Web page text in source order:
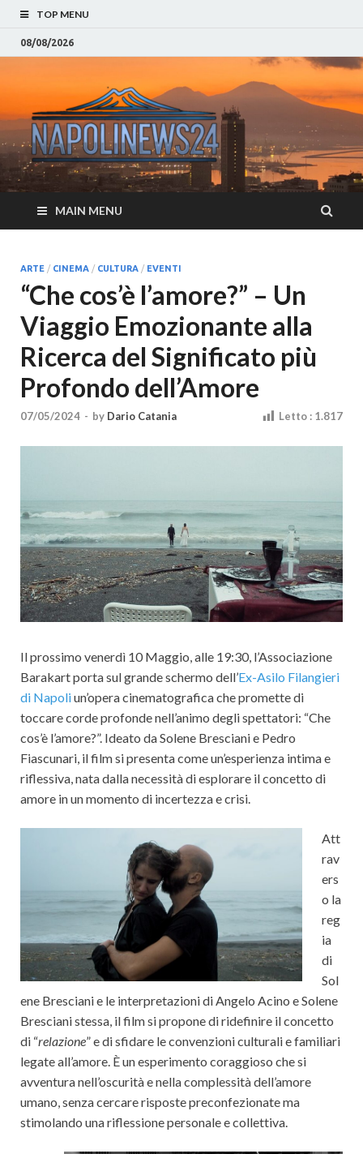
TOP MENU
08/08/2026
–
Napoli
Moda e
Cultura
Notizie sulla citta di
Napoli e Campania
Eventi, Sport
MAIN MENU
ARTE / CINEMA / CULTURA / EVENTI
“Che cos’è l’amore?” – Un
Viaggio Emozionante alla
Ricerca del Significato più
Profondo dell’Amore
07/05/2024 - by Dario Catania Letto : 1.817
Il prossimo venerdì 10 Maggio, alle 19:30, l’Associazione
Barakart porta sul grande schermo dell’Ex-Asilo Filangieri
di Napoliun’opera cinematografica che promette di
toccare corde profonde nell’animo degli spettatori: “Che
cos’è l’amore?”. Ideato da Solene Bresciani e Pedro
Fiascunari, il film si presenta come un’esperienza intima e
riflessiva, nata dalla necessità di esplorare il concetto di
amore in un momento di incertezza e crisi.
Att
rav
ers
o la
reg
ia
di
Sol
ene Bresciani e le interpretazioni di Angelo Acino e Solene
Bresciani stessa, il film si propone di ridefinire il concetto
di “relazione” e di sfidare le convenzioni culturali e familiari
legate all’amore. È un esperimento coraggioso che si
avventura nell’oscurità e nella complessità dell’amore
umano, senza cercare risposte preconfezionate ma
stimolando una riflessione personale e collettiva.